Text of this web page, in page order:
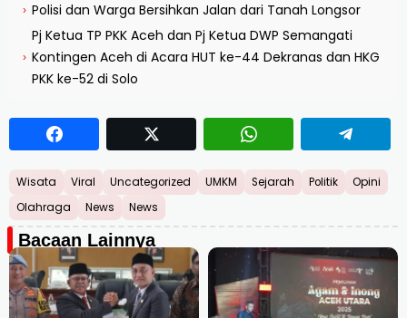
› Polisi dan Warga Bersihkan Jalan dari Tanah Longsor
›
Pj Ketua TP PKK Aceh dan Pj Ketua DWP Semangati
Kontingen Aceh di Acara HUT ke-44 Dekranas dan HKG
PKK ke-52 di Solo
Wisata Viral Uncategorized UMKM Sejarah Politik
Opini
Olahraga
News News
Bacaan Lainnya